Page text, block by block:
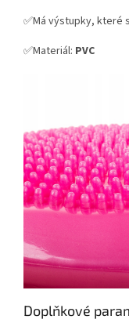
✅Má výstupky, které
✅Materiál: PVC
Doplňkové